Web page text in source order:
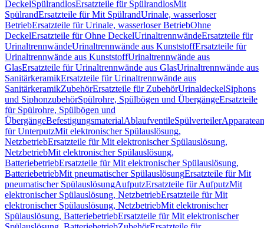
DeckelSpülrandlosErsatzteile für SpülrandlosMit
SpülrandErsatzteile für Mit SpülrandUrinale, wasserloser
BetriebErsatzteile für Urinale, wasserloser BetriebOhne
DeckelErsatzteile für Ohne DeckelUrinaltrennwändeErsatzteile für
UrinaltrennwändeUrinaltrennwände aus KunststoffErsatzteile für
Urinaltrennwände aus KunststoffUrinaltrennwände aus
GlasErsatzteile für Urinaltrennwände aus GlasUrinaltrennwände aus
SanitärkeramikErsatzteile für Urinaltrennwände aus
SanitärkeramikZubehörErsatzteile für ZubehörUrinaldeckelSiphons
und SiphonzubehörSpülrohre, Spülbögen und ÜbergängeErsatzteile
für Spülrohre, Spülbögen und
ÜbergängeBefestigungsmaterialAblaufventileSpülverteiler
für UnterputzMit elektronischer Spülauslösung,
NetzbetriebErsatzteile für Mit elektronischer Spülauslösung,
NetzbetriebMit elektronischer Spülauslösung,
BatteriebetriebErsatzteile für Mit elektronischer Spülauslösung,
BatteriebetriebMit pneumatischer SpülauslösungErsatzteile für Mit
pneumatischer SpülauslösungAufputzErsatzteile für AufputzMit
elektronischer Spülauslösung, NetzbetriebErsatzteile für Mit
elektronischer Spülauslösung, NetzbetriebMit elektronischer
Spülauslösung, BatteriebetriebErsatzteile für Mit elektronischer